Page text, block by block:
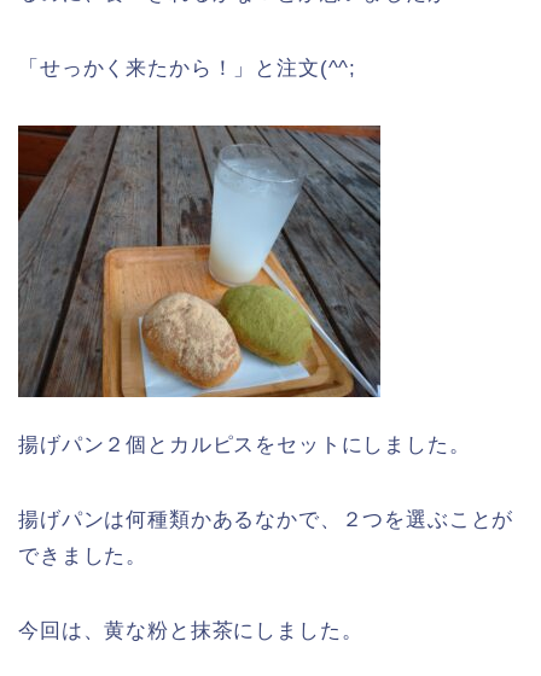
「せっかく来たから！」と注文(^^;
揚げパン２個とカルピスをセットにしました。
揚げパンは何種類かあるなかで、２つを選ぶことが
できました。
今回は、黄な粉と抹茶にしました。